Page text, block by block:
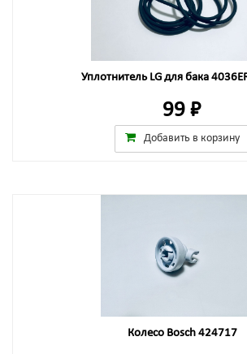
Уплотнитель LG для бака
99 ₽
Добавить в корзину
Колесо Bosch 424717